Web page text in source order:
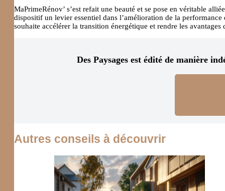
MaPrimeRénov’ s’est refait une beauté et se pose en véritable
dispositif un levier essentiel dans l’amélioration de la
souhaite accélérer la transition énergétique et rendre les
Des Paysages est édité de manière
Autres conseils à découvrir